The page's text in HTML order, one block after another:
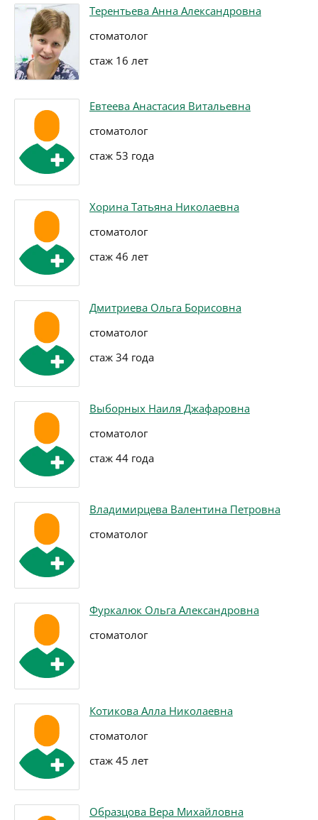
Терентьева Анна Александровна
стоматолог
стаж 16 лет
Евтеева Анастасия Витальевна
стоматолог
стаж 53 года
Хорина Татьяна Николаевна
стоматолог
стаж 46 лет
Дмитриева Ольга Борисовна
стоматолог
стаж 34 года
Выборных Наиля Джафаровна
стоматолог
стаж 44 года
Владимирцева Валентина Петровна
стоматолог
Фуркалюк Ольга Александровна
стоматолог
Котикова Алла Николаевна
стоматолог
стаж 45 лет
Образцова Вера Михайловна